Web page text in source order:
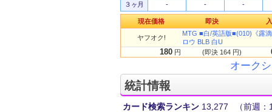
３ヶ月
- - -
現在価格 即決
ヤフオク!
MTG ■白/英語版■(010)《露
ロウ BLB 白U
180 円 (即決 164 円)
オーク
統計情報
カード検索ランキン 13,277
（前週